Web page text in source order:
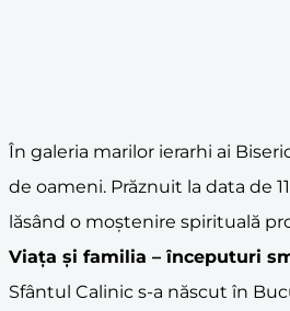
În galeria marilor ierarhi ai
de oameni. Prăznuit la data de
lăsând o moștenire spirituală
Viața și familia – începuturi
Sfântul Calinic s-a născut în